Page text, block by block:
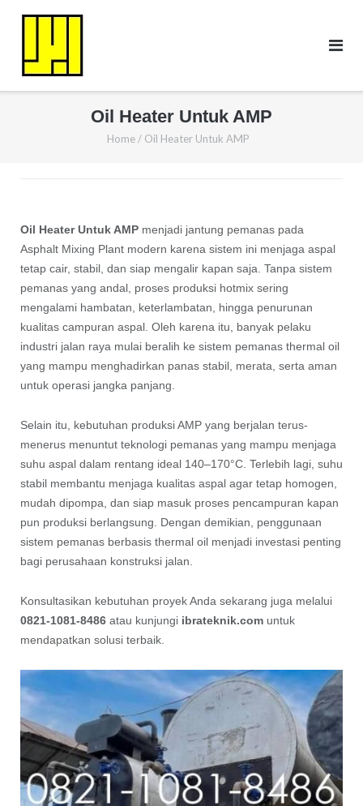
Oil Heater Untuk AMP
Home / Oil Heater Untuk AMP
Oil Heater Untuk AMPmenjadi jantung pemanas pada
Asphalt Mixing Plant modern karena sistem ini menjaga aspal
tetap cair, stabil, dan siap mengalir kapan saja. Tanpa sistem
pemanas yang andal, proses produksi hotmix sering
mengalami hambatan, keterlambatan, hingga penurunan
kualitas campuran aspal. Oleh karena itu, banyak pelaku
industri jalan raya mulai beralih ke sistem pemanas thermal oil
yang mampu menghadirkan panas stabil, merata, serta aman
untuk operasi jangka panjang.
Selain itu, kebutuhan produksi AMP yang berjalan terus-
menerus menuntut teknologi pemanas yang mampu menjaga
suhu aspal dalam rentang ideal 140–170°C. Terlebih lagi, suhu
stabil membantu menjaga kualitas aspal agar tetap homogen,
mudah dipompa, dan siap masuk proses pencampuran kapan
pun produksi berlangsung. Dengan demikian, penggunaan
sistem pemanas berbasis thermal oil menjadi investasi penting
bagi perusahaan konstruksi jalan.
Konsultasikan kebutuhan proyek Anda sekarang juga melalui
0821-1081-8486atau kunjungi ibrateknik.comuntuk
mendapatkan solusi terbaik.